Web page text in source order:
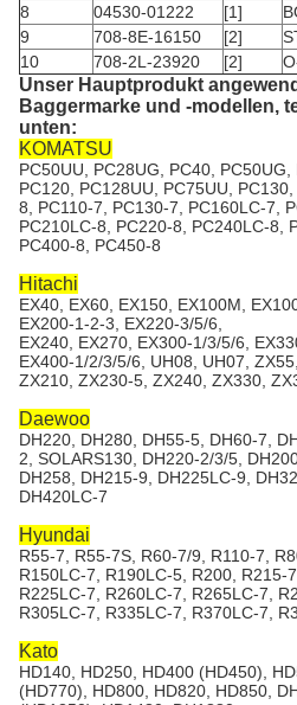
8
04530-01222 [1]
9
708-8E-16150 [2]
10
708-2L-23920 [2]
Unser Hauptprodukt
Baggermarke und -modellen,
unten:
KOMATSU
PC50UU, PC28UG, PC40,
PC120, PC128UU, PC75UU,
8, PC110-7, PC130-7, PC160LC-7,
PC210LC-8, PC220-8, PC240LC-8,
PC400-8, PC450-8
Hitachi
EX40, EX60, EX150, EX100M,
EX200-1-2-3, EX220-3/5/6,
EX240, EX270, EX300-1/3/5/6,
EX400-1/2/3/5/6, UH08, UH07,
ZX210, ZX230-5, ZX240, ZX330,
Daewoo
DH220, DH280, DH55-5, DH60-7,
2, SOLARS130, DH220-2/3/5,
DH258, DH215-9, DH225LC-9,
DH420LC-7
Hyundai
R55-7, R55-7S, R60-7/9, R110-7,
R150LC-7, R190LC-5, R200, R215-
R225LC-7, R260LC-7, R265LC-7,
R305LC-7, R335LC-7, R370LC-7,
Kato
HD140, HD250, HD400 (HD450),
(HD770), HD800, HD820, HD850,